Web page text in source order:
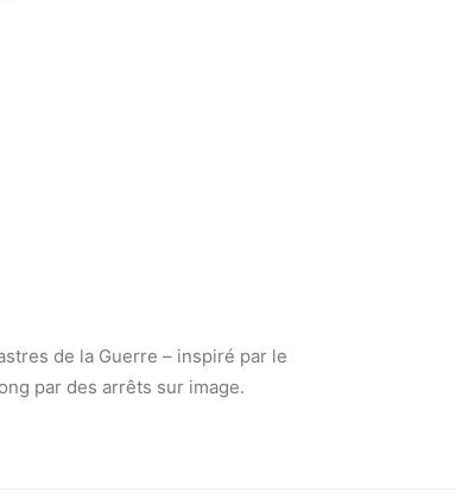
de la Guerre – inspiré par le
par des arrêts sur image.